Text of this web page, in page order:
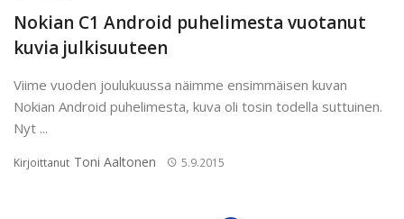
Nokian C1 Android puhelimesta vuotanut
kuvia julkisuuteen
Viime vuoden joulukuussa näimme ensimmäisen kuvan
Nokian Android puhelimesta, kuva oli tosin todella suttuinen.
Nyt ...
Kirjoittanut Toni Aaltonen 5.9.2015